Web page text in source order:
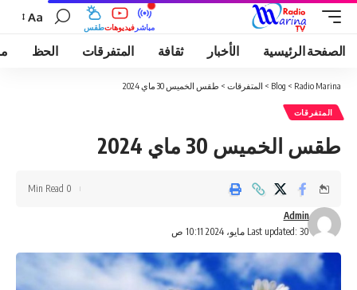
طقسفيديوهات مباشر
Aa
الصفحة الرئيسية الأخبار ثقافة المتفرقات الحظ
Radio Marina
>
Blog
> المتفرقات > طقس الخميس 30 ماي 2024
المتفرقات
طقس الخميس 30 ماي 2024
Last updated: 30 مايو، 2024 10:11 ص
Admin
0 Min Read